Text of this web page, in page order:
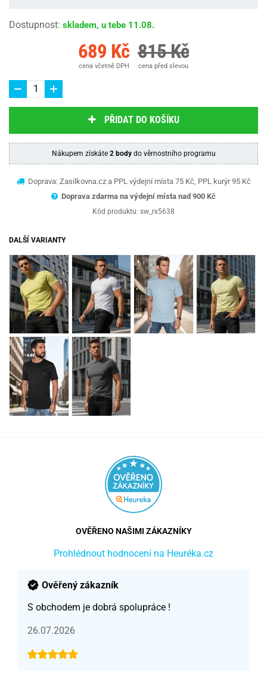
Dostupnost: skladem, u tebe 11.08.
689 Kč
cena včetně DPH
815 Kč
cena před slevou
PŘIDAT DO KOŠÍKU
Nákupem získáte 2 bodydo věrnostního programu
Doprava: Zasilkovna.cz a PPL výdejní místa 75 Kč, PPL kurýr 95 Kč
Doprava zdarma na výdejní místa nad 900 Kč
Kód produktu: sw_rx5638
DALŠÍ VARIANTY
OVĚŘENO NAŠIMI ZÁKAZNÍKY
Prohlédnout hodnocení na Heuréka.cz
Ověřený zákazník
S obchodem je dobrá spolupráce !
26.07.2026